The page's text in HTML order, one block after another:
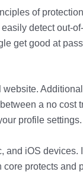
of
detect out-
get good at
a no cost
profile settings.
iOS devices.
protects and